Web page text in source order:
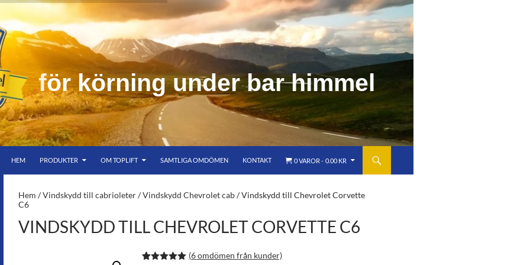
under bar himmel
bar himmel
HEM
PRODUKTER OM TOPLIFT SAMTLIGA OMDÖMEN KONTAKT 0 VAROR 0.00 KR
Hem /Vindskydd till cabrioleter/Vindskydd Chevrolet cab/ Vindskydd till Chevrolet Corvette
C6
VINDSKYDD TILL CHEVROLET CORVETTE C6
(6omdömen från kunder)